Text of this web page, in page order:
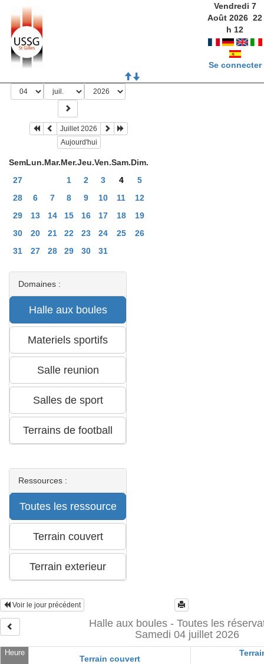
Vendredi 7
Août 2026 22
h 12
Se connecter
Juillet 2026
Aujourd'hui
SemLun.Mar.Mer.Jeu.Ven.Sam.Dim.
27
1 2 3 4
5
28
6 7 8 9 10 11
12
29
13 14 15 16 17 18
19
30
20 21 22 23 24 25
26
31
27 28 29 30 31
Domaines :
Ressources :
Voir le jour précédent
Halle aux boules - Toutes les
Samedi 04 juillet 2026
Heure
Terrain couvert